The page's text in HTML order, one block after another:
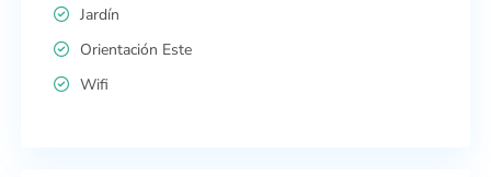
Jardín
Orientación Este
Wifi